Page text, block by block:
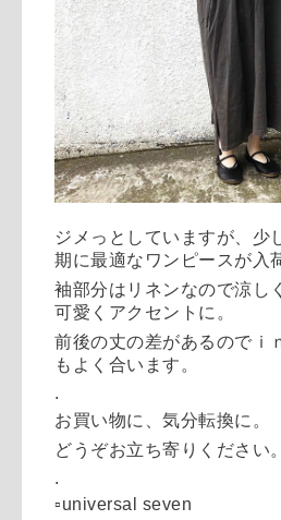
ジメっとしていますが、少
期に最適なワンピースが入
袖部分はリネンなので涼し
可愛くアクセントに。
前後の丈の差があるのでｉ
もよく合います。
.
お買い物に、気分転換に。
どうぞお立ち寄りください。
.
▫️universal seven